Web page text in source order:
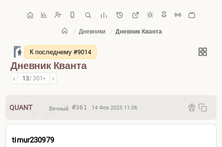
/ Дневники / Дневник Кванта
Главная / Дневники
Дневник Кванта
‹ 13/ 301▾ ›
К последнему #9014
QUANT Вечный #361 14 Фев 2025 11:06
timur230979